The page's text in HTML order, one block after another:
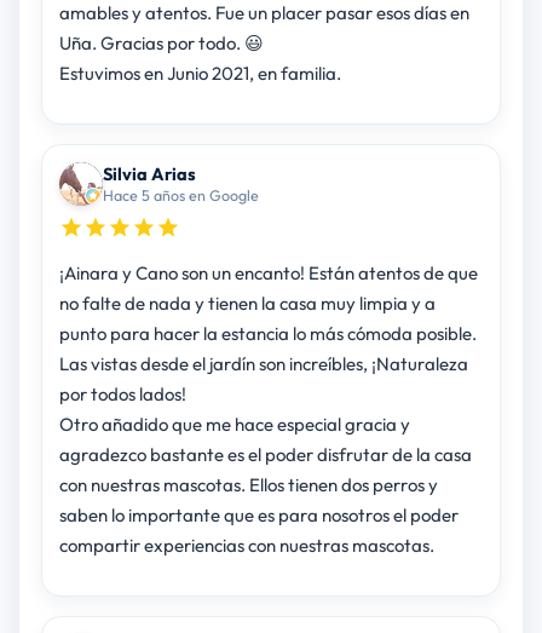
amables y atentos. Fue un placer pasar esos días en
Uña. Gracias por todo. 😃
Estuvimos en Junio 2021, en familia.
Silvia Arias
Hace 5 años en Google
¡Ainara y Cano son un encanto! Están atentos de que
no falte de nada y tienen la casa muy limpia y a
punto para hacer la estancia lo más cómoda posible.
Las vistas desde el jardín son increíbles, ¡Naturaleza
por todos lados!
Otro añadido que me hace especial gracia y
agradezco bastante es el poder disfrutar de la casa
con nuestras mascotas. Ellos tienen dos perros y
saben lo importante que es para nosotros el poder
compartir experiencias con nuestras mascotas.